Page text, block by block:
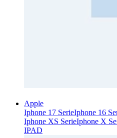
Apple
Iphone 17 SerieIphone 16
Iphone XS SerieIphone X
IPAD